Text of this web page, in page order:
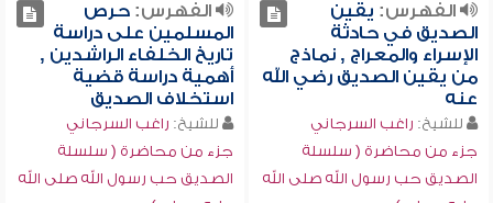
الفهرس: يقين
الصديق في حادثة
الإسراء والمعراج , نماذج
من يقين الصديق رضي الله
عنه
للشيخ: راغب السرجاني
جزء من محاضرة ( سلسلة
الصديق حب رسول الله صلى الله
الفهرس:حرص
المسلمين على دراسة
تاريخ الخلفاء الراشدين ,
أهمية دراسة قضية
استخلاف الصديق
للشيخ: راغب السرجاني
جزء من محاضرة ( سلسلة
الصديق حب رسول الله صلى الله